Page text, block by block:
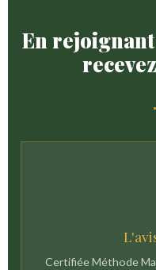
En
Certifiée Méthode